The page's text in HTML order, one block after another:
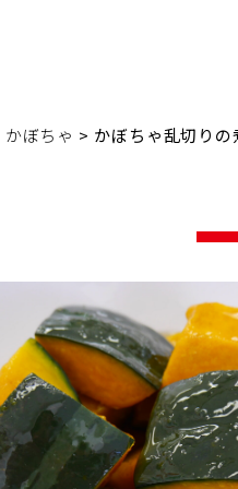
かぼちゃ > かぼちゃ乱切りの